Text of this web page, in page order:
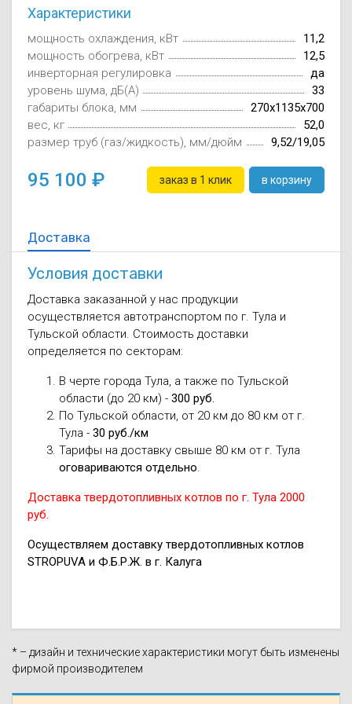
Характеристики
мощность охлаждения, кВт
11,2
мощность обогрева, кВт
12,5
инверторная регулировка
да
уровень шума, дБ(А)
33
габариты блока, мм
270x1135x700
вес, кг
52,0
размер труб (газ/жидкость), мм/дюйм
9,52/19,05
95 100 заказ в 1 клик в корзину
Доставка
Условия доставки
Доставка заказанной у нас продукции
осуществляется автотранспортом по г. Тула и
Тульской области. Стоимость доставки
определяется по секторам:
В черте города Тула, а также по Тульской
области (до 20 км) - 300 руб.
По Тульской области, от 20 км до 80 км от г.
Тула - 30 руб./км
Тарифы на доставку свыше 80 км от г. Тула
оговариваются отдельно.
Доставка твердотопливных котлов по г. Тула 2000
руб.
Осуществляем доставку твердотопливных котлов
STROPUVA и Ф.Б.Р.Ж. в г. Калуга
* – дизайн и технические характеристики могут быть изменены
фирмой производителем
Wi-Fi модуля